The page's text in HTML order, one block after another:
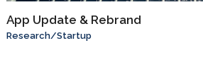
App Update & Rebrand
Research/Startup